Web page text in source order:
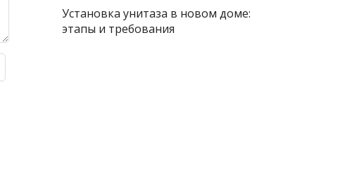
Установка унитаза в новом доме:
этапы и требования